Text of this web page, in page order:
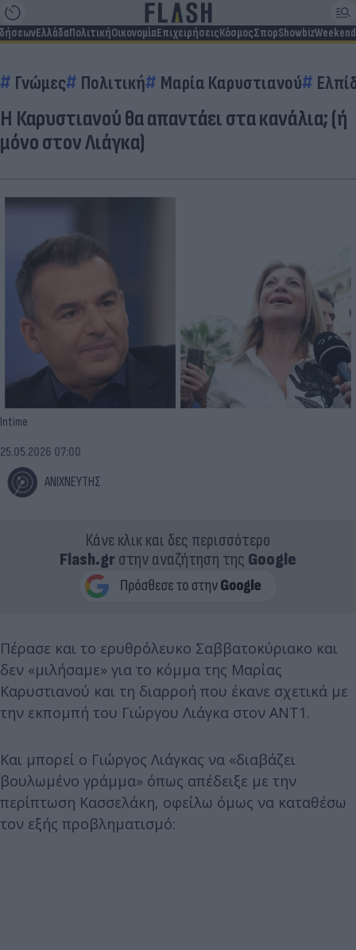
ΕλλάδαΠολιτικήΟικονομίαΕπιχειρήσειςΚόσμοςΣπορShowbizWeekend
Γνώμες Πολιτική Μαρία Καρυστιανού
Η Καρυστιανού θα απαντάει στα κανάλια; (ή
μόνο στον Λιάγκα)
Intime
ΑΝΙΧΝΕΥΤΗΣ
25.05.2026 07:00
Κάνε κλικ και δες περισσότερο
Flash.grστην αναζήτηση της Google
Πέρασε και το ερυθρόλευκο Σαββατοκύριακο και
δεν «μιλήσαμε» για το κόμμα της Μαρίας
Καρυστιανού και τη διαρροή που έκανε σχετικά με
την εκπομπή του Γιώργου Λιάγκα στον ΑΝΤ1.
Και μπορεί ο Γιώργος Λιάγκας να «διαβάζει
βουλωμένο γράμμα» όπως απέδειξε με την
περίπτωση Κασσελάκη, οφείλω όμως να καταθέσω
τον εξής προβληματισμό: